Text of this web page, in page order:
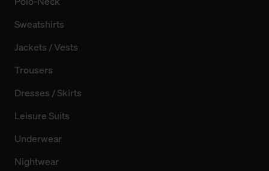
Sweatshirts
Jackets / Vests
Trousers
Dresses / Skirts
Leisure Suits
Underwear
Nightwear